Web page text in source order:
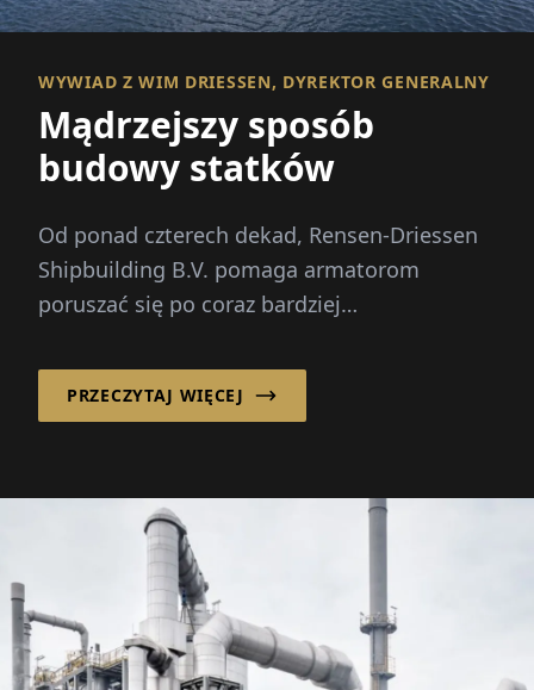
WYWIAD Z WIM DRIESSEN, DYREKTOR GENERALNY
Mądrzejszy sposób
budowy statków
Od ponad czterech dekad, Rensen-Driessen
Shipbuilding B.V. pomaga armatorom
poruszać się po coraz bardziej
spersonalizowane projektowanie statków z
elastycznym, międzynarodowym modelem
PRZECZYTAJ WIĘCEJ